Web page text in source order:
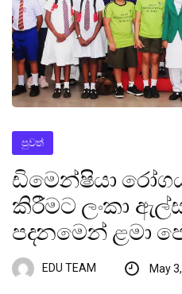
පුවත්
ඩිමෙන්ෂියා
කිරීමට ලංකා
පදනමෙන් ළමා
EDU TEAM May